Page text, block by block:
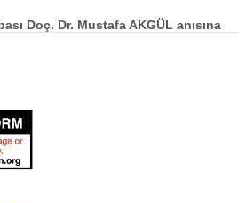
Doç. Dr. Mustafa AKGÜL anısına